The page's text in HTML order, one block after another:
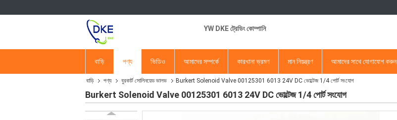
YW DKE ট্রেডিং কোম্পানি
বাড়ি পণ্য ভিডিও আমাদের সম্পর্কে কারখানা ভ্রমণ মান নিয়ন্ত্রণ আমাদের সাথে যোগাযোগ করুন
বাড়ি পণ্য বুরকার্ট সোলিনয়েড ভালভ Burkert Solenoid Valve 00125301 6013 24V DC ভোল্টেজ 1/4 পোর্ট সংযোগ
Burkert Solenoid Valve 00125301 6013 24V DC ভোল্টেজ 1/4 পোর্ট সংযোগ